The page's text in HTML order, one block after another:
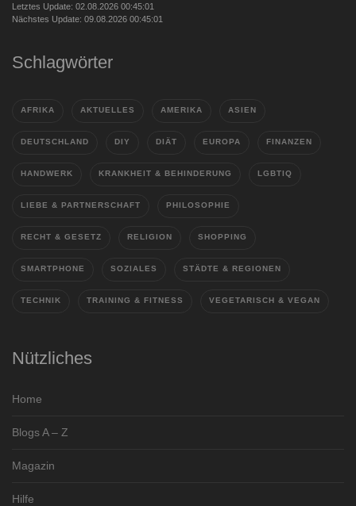
Letztes Update: 02.08.2026 00:45:01
Nächstes Update: 09.08.2026 00:45:01
Schlagwörter
AFRIKA AKTUELLES AMERIKA ASIEN
DEUTSCHLAND DIY DIÄT EUROPA FINANZEN
HANDWERK KRANKHEIT & BEHINDERUNG LGBTIQ
LIEBE & PARTNERSCHAFT PHILOSOPHIE
RECHT & GESETZ RELIGION SHOPPING
SMARTPHONE SOZIALES STÄDTE & REGIONEN
TECHNIK TRAINING & FITNESS VEGETARISCH & VEGAN
Nützliches
Home
Blogs A – Z
Magazin
Hilfe